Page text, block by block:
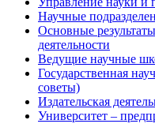
Научные
Основные
деятельности
Ведущие научные
Государственная
советы)
Издательская
Университет –